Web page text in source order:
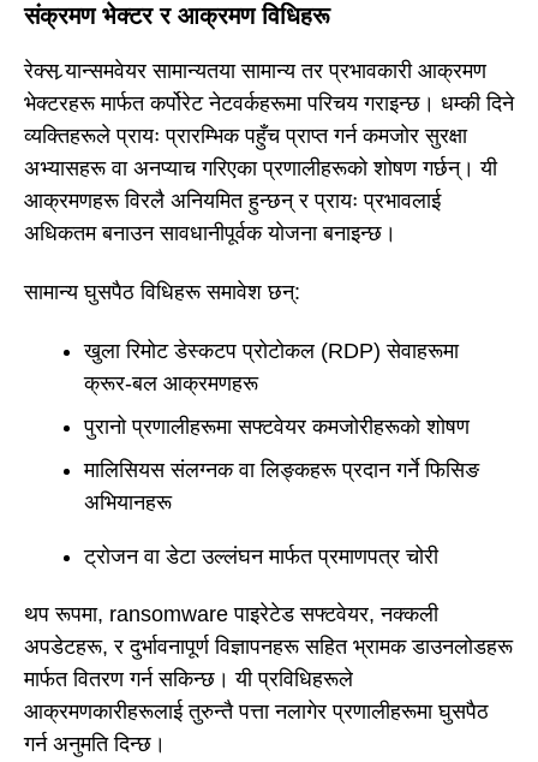
संक्रमण भेक्टर र आक्रमण विधिहरू
रेक्स र्‍यान्समवेयर सामान्यतया सामान्य तर प्रभावकारी आक्रमण
भेक्टरहरू मार्फत कर्पोरेट नेटवर्कहरूमा परिचय गराइन्छ। धम्की दिने
व्यक्तिहरूले प्रायः प्रारम्भिक पहुँच प्राप्त गर्न कमजोर सुरक्षा
अभ्यासहरू वा अनप्याच गरिएका प्रणालीहरूको शोषण गर्छन्। यी
आक्रमणहरू विरलै अनियमित हुन्छन् र प्रायः प्रभावलाई
अधिकतम बनाउन सावधानीपूर्वक योजना बनाइन्छ।
सामान्य घुसपैठ विधिहरू समावेश छन्:
खुला रिमोट डेस्कटप प्रोटोकल (RDP) सेवाहरूमा
क्रूर-बल आक्रमणहरू
पुरानो प्रणालीहरूमा सफ्टवेयर कमजोरीहरूको शोषण
मालिसियस संलग्नक वा लिङ्कहरू प्रदान गर्ने फिसिङ
अभियानहरू
ट्रोजन वा डेटा उल्लंघन मार्फत प्रमाणपत्र चोरी
थप रूपमा, ransomware पाइरेटेड सफ्टवेयर, नक्कली
अपडेटहरू, र दुर्भावनापूर्ण विज्ञापनहरू सहित भ्रामक डाउनलोडहरू
मार्फत वितरण गर्न सकिन्छ। यी प्रविधिहरूले
आक्रमणकारीहरूलाई तुरुन्तै पत्ता नलागेर प्रणालीहरूमा घुसपैठ
गर्न अनुमति दिन्छ।